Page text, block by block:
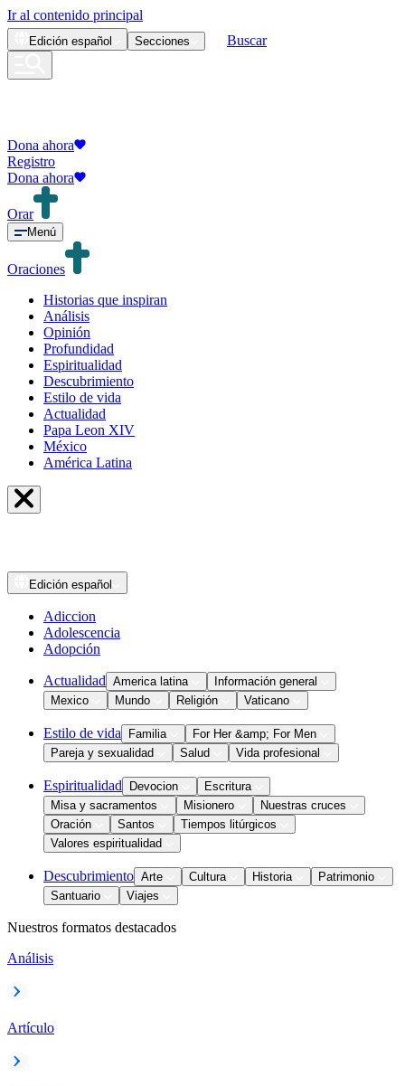
Ir al contenido principal
Edición español Secciones Buscar
Dona ahora
Registro
Dona ahora
Orar
Menú
Oraciones
Historias que inspiran
Análisis
Opinión
Profundidad
Espiritualidad
Descubrimiento
Estilo de vida
Actualidad
Papa Leon XIV
México
América Latina
Edición español
Adiccion
Adolescencia
Adopción
Actualidad America latina
Información general
Mexico
Mundo Religión Vaticano
Estilo de vida Familia
For Her &amp; For Men
Pareja y sexualidad
Salud Vida profesional
Espiritualidad Devocion
Escritura
Misa y sacramentos
Misionero
Nuestras cruces
Oración
Santos
Tiempos litúrgicos
Valores espiritualidad
Descubrimiento Arte Cultura Historia
Patrimonio
Santuario
Viajes
Nuestros formatos destacados
Análisis
Artículo